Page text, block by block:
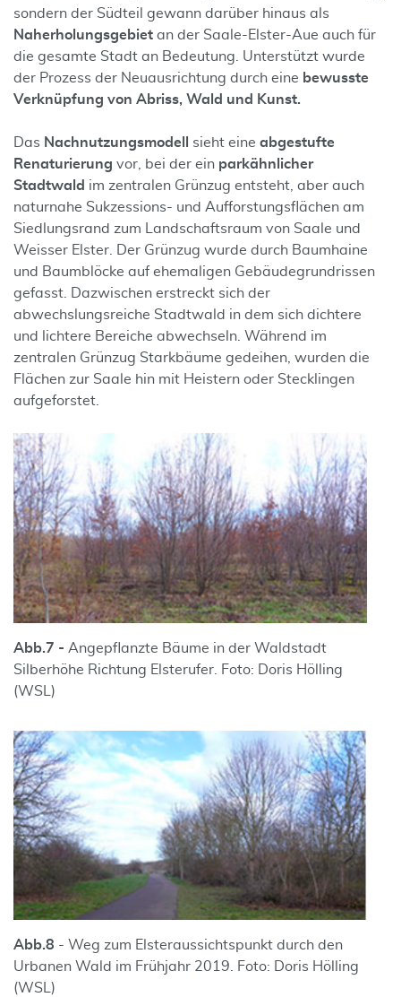
sondern der Südteil gewann darüber hinaus als
Naherholungsgebiet an der Saale-Elster-Aue auch für
die gesamte Stadt an Bedeutung. Unterstützt wurde
der Prozess der Neuausrichtung durch eine bewusste
Verknüpfung von Abriss, Wald und Kunst.
Das Nachnutzungsmodell sieht eine abgestufte
Renaturierung vor, bei der ein parkähnlicher
Stadtwald im zentralen Grünzug entsteht, aber auch
naturnahe Sukzessions- und Aufforstungsflächen am
Siedlungsrand zum Landschaftsraum von Saale und
Weisser Elster. Der Grünzug wurde durch Baumhaine
und Baumblöcke auf ehemaligen Gebäudegrundrissen
gefasst. Dazwischen erstreckt sich der
abwechslungsreiche Stadtwald in dem sich dichtere
und lichtere Bereiche abwechseln. Während im
zentralen Grünzug Starkbäume gedeihen, wurden die
Flächen zur Saale hin mit Heistern oder Stecklingen
aufgeforstet.
Abb.7 - Angepflanzte Bäume in der Waldstadt
Silberhöhe Richtung Elsterufer. Foto: Doris Hölling
(WSL)
Abb.8 - Weg zum Elsteraussichtspunkt durch den
Urbanen Wald im Frühjahr 2019. Foto: Doris Hölling
(WSL)